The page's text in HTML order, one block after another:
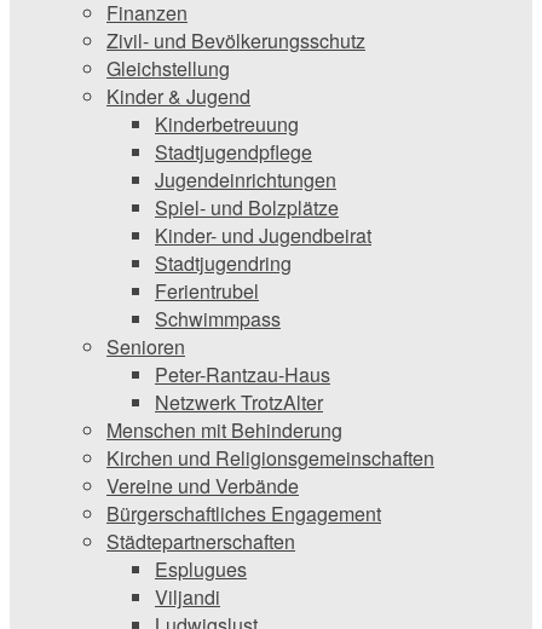
Finanzen
Zivil- und Bevölkerungsschutz
Gleichstellung
Kinder & Jugend
Kinderbetreuung
Stadtjugendpflege
Jugendeinrichtungen
Spiel- und Bolzplätze
Kinder- und Jugendbeirat
Stadtjugendring
Ferientrubel
Schwimmpass
Senioren
Peter-Rantzau-Haus
Netzwerk TrotzAlter
Menschen mit Behinderung
Kirchen und ­Religionsgemeinschaften
Vereine und Verbände
Bürgerschaftliches Engagement
Städtepartnerschaften
Esplugues
Viljandi